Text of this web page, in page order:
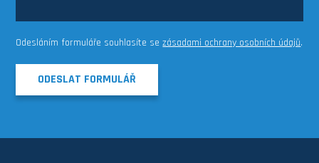
Odesláním formuláře souhlasíte sezásadami ochrany osobních údajů.
ODESLAT FORMULÁŘ